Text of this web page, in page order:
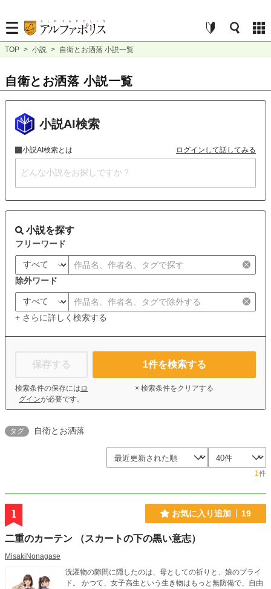
TOP > 小説 > 自衛とお洒落 小説一覧
自衛とお洒落 小説一覧
小説AI検索
小説AI検索とは ログインして話してみる
小説を探す
フリーワード
除外ワード
+ さらに詳しく検索する
保存する
検索条件の保存には ロ
グインが必要です。
1件を検索する
× 検索条件をクリアする
タグ 自衛とお洒落
1件
1 お気に入り追加 19
二重のカーテン （スカートの下の黒い意志）
MisakiNonagase
洗濯物の隙間に隠したのは、母としての祈りと、娘のプライ
ド。 かつて、女子高生という生き物はもっと無防備で、自由